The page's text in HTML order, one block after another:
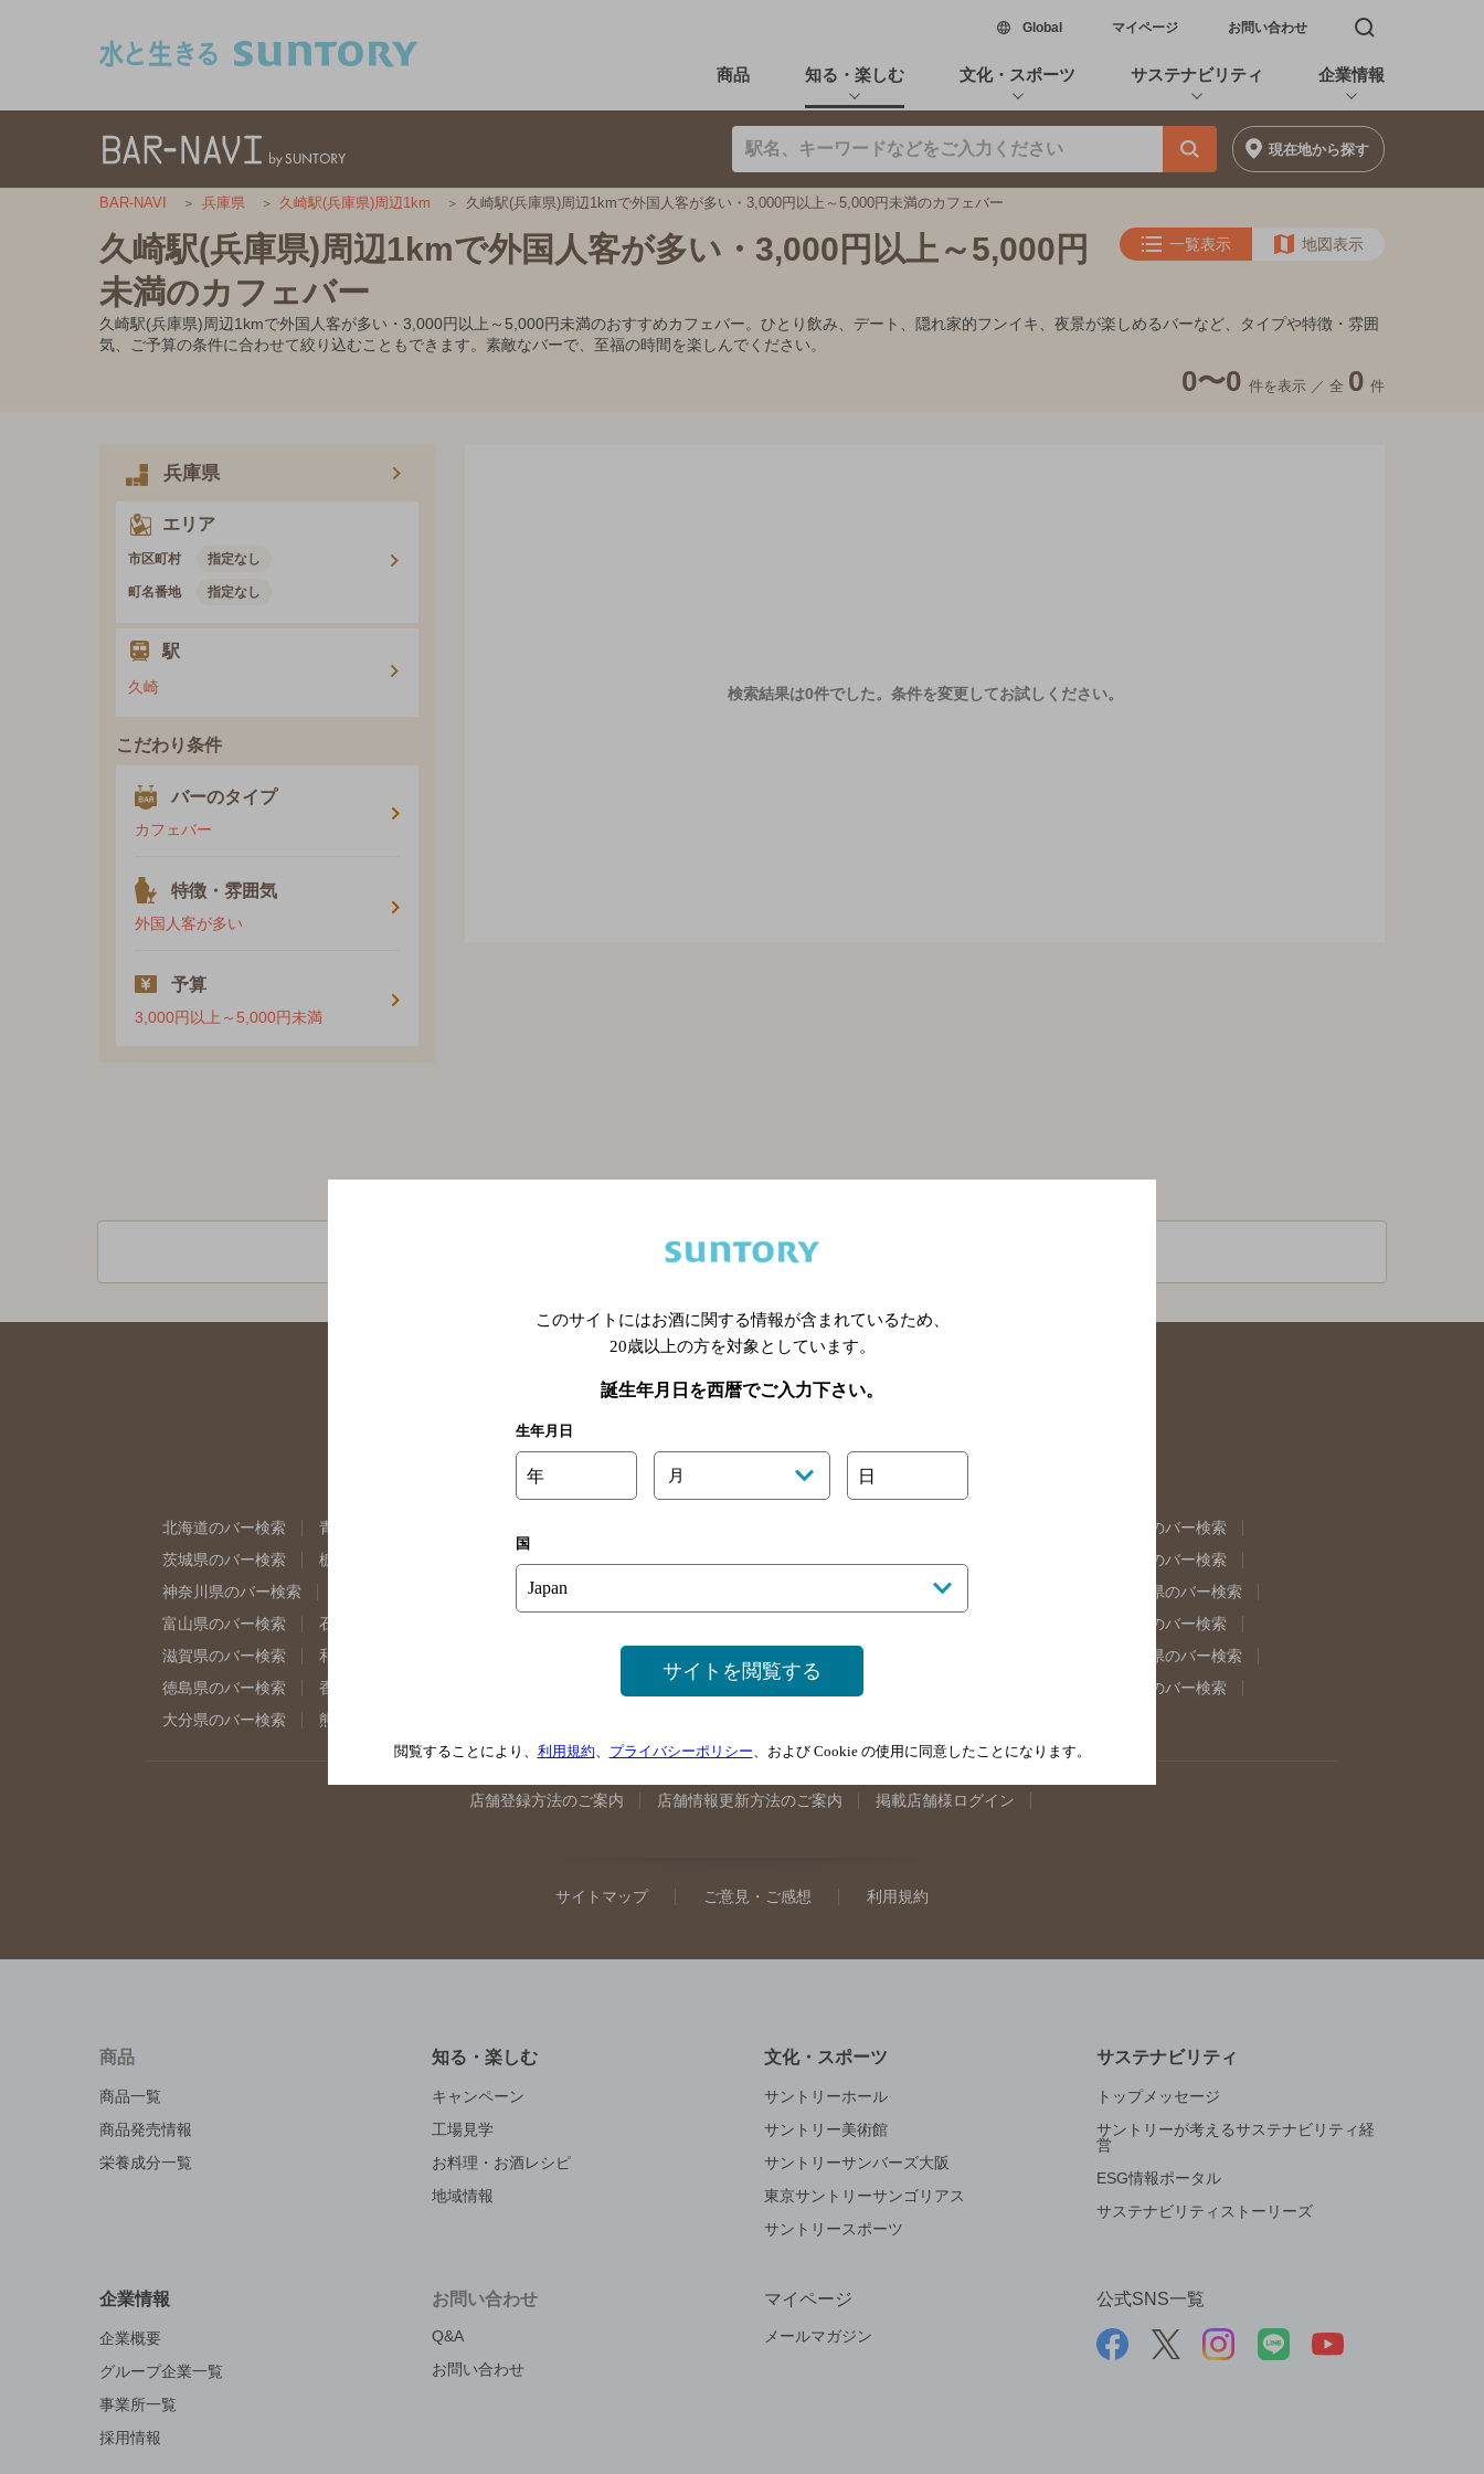
Global新しいウィンドウで開く
マイページ お問い合わせ 検索窓を開く
商品 知る・楽しむ 文化・スポーツ サステナビリティ 企業情報
現在地から探す
BAR-NAVI 兵庫県 久崎駅(兵庫県)周辺1km 久崎駅(兵庫県)周辺1kmで外国人客が多い・3,000円以上～5,000円未満のカフェバー
久崎駅(兵庫県)周辺1kmで外国人客が多い・3,000円以上～5,000円
未満のカフェバー
一覧表示 地図表示
久崎駅(兵庫県)周辺1kmで外国人客が多い・3,000円以上～5,000円未満のおすすめカフェバー。ひとり飲み、デート、隠れ家的フンイキ、夜景が楽しめるバーなど、タイプや特徴・雰囲
気、ご予算の条件に合わせて絞り込むこともできます。素敵なバーで、至福の時間を楽しんでください。
0〜0 件を表示 ／ 全 0 件
兵庫県
エリア
市区町村 指定なし
町名番地 指定なし
駅
久崎
こだわり条件
バーのタイプ
カフェバー
特徴・雰囲気
外国人客が多い
予算
3,000円以上～5,000円未満
検索結果は0件でした。 条件を変更してお試しください。
関連ページ
北海道のバー検索 青森県のバー検索
福島県のバー検索
茨城県のバー検索
栃木県のバー検索
東京都のバー検索
神奈川県のバー検索
埼玉県のバー検索
岐阜県のバー検索
富山県のバー検索
石川県のバー検索
奈良県のバー検索
滋賀県のバー検索
和歌山県のバー検索 山口県のバー検索
島根県のバー検索
徳島県のバー検索
香川県のバー検索
佐賀県のバー検索
大分県のバー検索
熊本県のバー検索
店舗登録方法のご案内 店舗情報更新方法のご案内 掲載店舗様ログイン
サイトマップ ご意見・ご感想 利用規約
商品
商品一覧
商品発売情報
栄養成分一覧
知る・楽しむ
キャンペーン
工場見学
お料理・お酒レシピ
地域情報
文化・スポーツ
サントリーホール
サントリー美術館
サントリーサンバーズ大阪
東京サントリーサンゴリアス
サントリースポーツ
サステナビリティ
トップメッセージ
サントリーが考えるサステナビリティ経
営
ESG情報ポータル
サステナビリティストーリーズ
企業情報
企業概要
グループ企業一覧
事業所一覧
採用情報
お問い合わせ
Q&A
お問い合わせ
マイページ
メールマガジン
公式SNS一覧
このサイトにはお酒に関する情報が含まれているため、
20歳以上の方を対象としています。
誕生年月日を西暦でご入力下さい。
生年月日
年 月 日
国
サイトを閲覧する
閲覧することにより、 利用規約、 プライバシーポリシー、および Cookie の使用に同意したことになります。